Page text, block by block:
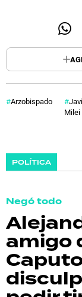
Arzobispado
Milei
POLÍTICA
Negó todo
amigo